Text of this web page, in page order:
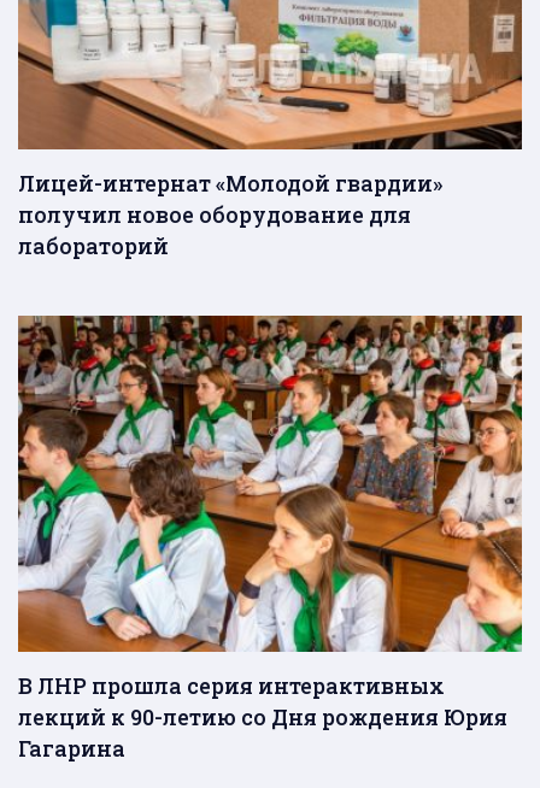
Лицей-интернат «Молодой гвардии»
получил новое оборудование для
лабораторий
В ЛНР прошла серия интерактивных
лекций к 90-летию со Дня рождения Юрия
Гагарина